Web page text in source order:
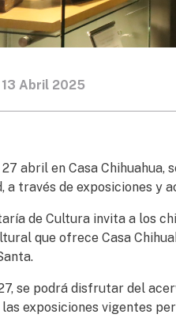
13 Abril 2025
27 abril en Casa
a través de exposiciones y
de Cultura invita a los
que ofrece Casa
se podrá disfrutar del
exposiciones vigentes